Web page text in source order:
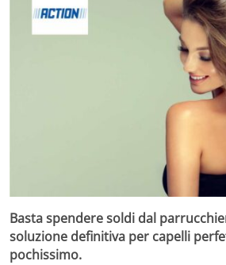
Basta spendere soldi dal
soluzione definitiva per capelli
pochissimo.